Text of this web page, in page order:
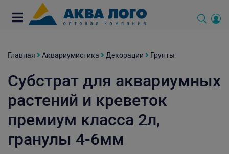
Главная Аквариумистика Декорации Грунты
Субстрат для аквариумных
растений и креветок
премиум класса 2л,
гранулы 4-6мм